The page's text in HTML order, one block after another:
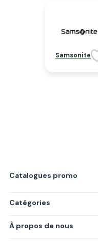
Samsonite
Catalogues promo
Catégories
Produits
À propos de nous